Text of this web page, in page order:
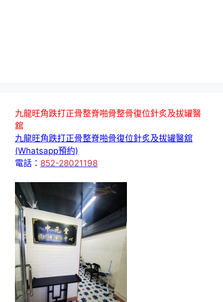
九龍旺角跌打正骨整脊啪骨整骨復位針炙及拔罐醫
舘
九龍旺角跌打正骨整脊啪骨復位針炙及拔罐醫舘
(Whatsapp預約)
電話： 852-28021198